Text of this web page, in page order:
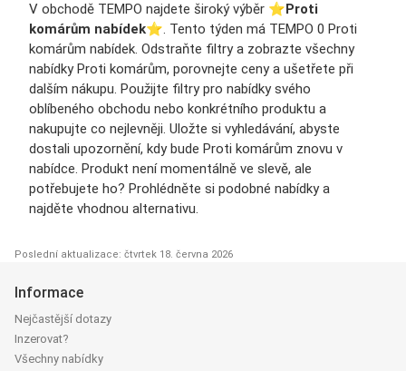
V obchodě TEMPO najdete široký výběr ⭐️Proti
komárům nabídek⭐️. Tento týden má TEMPO 0 Proti
komárům nabídek. Odstraňte filtry a zobrazte všechny
nabídky Proti komárům, porovnejte ceny a ušetřete při
dalším nákupu. Použijte filtry pro nabídky svého
oblíbeného obchodu nebo konkrétního produktu a
nakupujte co nejlevněji. Uložte si vyhledávání, abyste
dostali upozornění, kdy bude Proti komárům znovu v
nabídce. Produkt není momentálně ve slevě, ale
potřebujete ho? Prohlédněte si podobné nabídky a
najděte vhodnou alternativu.
Poslední aktualizace: čtvrtek 18. června 2026
Informace
Nejčastější dotazy
Inzerovat?
Všechny nabídky